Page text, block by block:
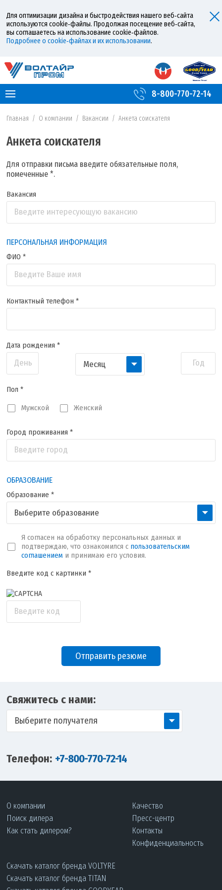
Для оптимизации дизайна и быстродействия нашего веб‑сайта
используются cookie‑файлы. Продолжая посещение веб‑сайта,
вы соглашаетесь на использование cookie‑файлов.
Подробнее о cookie‑файлах и их использовании.
8-800-770-72-14
Главная / О компании / Вакансии / Анкета соискателя
Анкета соискателя
Для отправки письма введите обязательные поля,
помеченные *.
Вакансия
Введите интересующую вакансию
ПЕРСОНАЛЬНАЯ ИНФОРМАЦИЯ
ФИО *
Введите Ваше имя
Контактный телефон *
Дата рождения *
День Месяц Год
Пол *
Мужской Женский
Город проживания *
Введите город
ОБРАЗОВАНИЕ
Образование *
Выберите образование
Я согласен на обработку персональных данных и
подтверждаю, что ознакомился с пользовательским
соглашением и принимаю его условия.
Введите код с картинки *
Введите код
Отправить резюме
Свяжитесь с нами:
Выберите получателя
Телефон: +7-800-770-72-14
О компании
Поиск дилера
Как стать дилером?
Качество
Пресс-центр
Контакты
Конфиденциальность
Скачать каталог бренда VOLTYRE
Скачать каталог бренда TITAN